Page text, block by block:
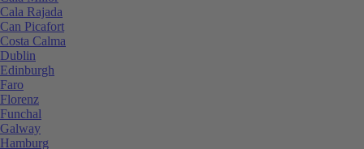
Cala Rajada
Can Picafort
Costa Calma
Dublin
Edinburgh
Faro
Florenz
Funchal
Galway
Hamburg